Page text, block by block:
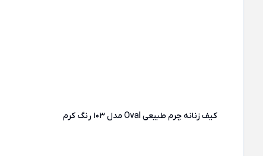
کیف زنانه چرم طبیعی Oval مدل 103 رنگ کرم